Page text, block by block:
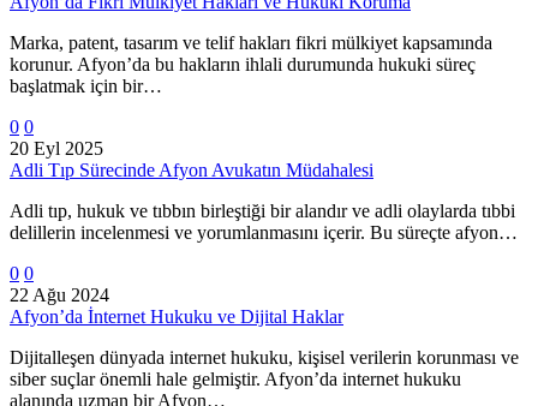
Marka, patent, tasarım ve telif hakları fikri mülkiyet kapsamında
korunur. Afyon’da bu hakların ihlali durumunda hukuki süreç
başlatmak için bir…
0 0
20 Eyl 2025
Adli Tıp Sürecinde Afyon Avukatın Müdahalesi
Adli tıp, hukuk ve tıbbın birleştiği bir alandır ve adli olaylarda tıbbi
delillerin incelenmesi ve yorumlanmasını içerir. Bu süreçte afyon…
0 0
22 Ağu 2024
Afyon’da İnternet Hukuku ve Dijital Haklar
Dijitalleşen dünyada internet hukuku, kişisel verilerin korunması ve
siber suçlar önemli hale gelmiştir. Afyon’da internet hukuku
alanında uzman bir Afyon…